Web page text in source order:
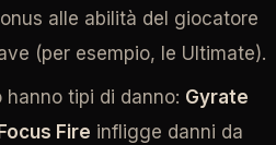
alle abilità del giocatore
(per esempio, le Ultimate).
hanno tipi di danno: Gyrate
Focus Fire infligge danni da